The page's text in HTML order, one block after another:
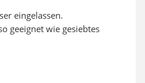
eingelassen.
geeignet wie gesiebtes